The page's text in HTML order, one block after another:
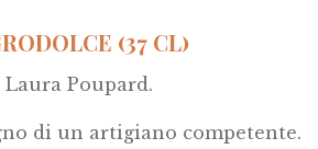
(37 CL)
Poupard.
di un artigiano competente.